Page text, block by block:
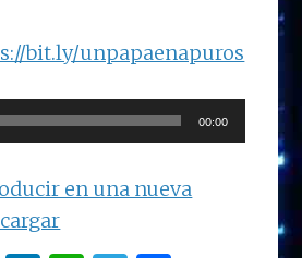
bit.ly/unpapaenapuros
00:00
en una nueva